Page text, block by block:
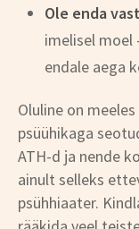
Ole enda
imelisel moel
endale aega
Oluline on
psüühikaga
ATH-d ja nende
ainult selleks
psühhiaater.